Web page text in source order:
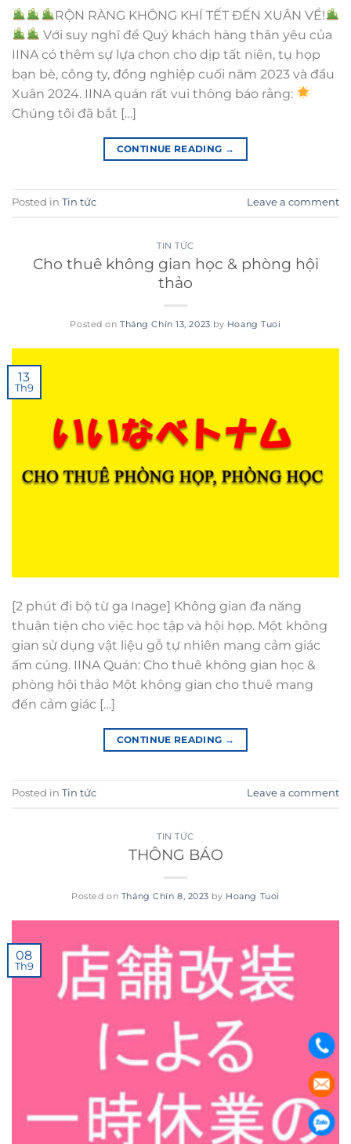
RỘN RÀNG KHÔNG KHÍ TẾT ĐẾN XUÂN VỀ!
Với suy nghĩ để Quý khách hàng thân yêu của
IINA có thêm sự lựa chọn cho dịp tất niên, tụ họp
bạn bè, công ty, đồng nghiệp cuối năm 2023 và đầu
Xuân 2024. IINA quán rất vui thông báo rằng:
Chúng tôi đã bắt […]
CONTINUE READING →
Posted in Tin tức Leave a comment
TIN TỨC
Cho thuê không gian học & phòng hội
thảo
Posted onTháng Chín 13, 2023 by Hoang Tuoi
13
Th9
[2 phút đi bộ từ ga Inage] Không gian đa năng
thuận tiện cho việc học tập và hội họp. Một không
gian sử dụng vật liệu gỗ tự nhiên mang cảm giác
ấm cúng. IINA Quán: Cho thuê không gian học &
phòng hội thảo Một không gian cho thuê mang
đến cảm giác […]
CONTINUE READING →
Posted in Tin tức Leave a comment
TIN TỨC
THÔNG BÁO
Posted on Tháng Chín 8, 2023 by Hoang Tuoi
08
Th9